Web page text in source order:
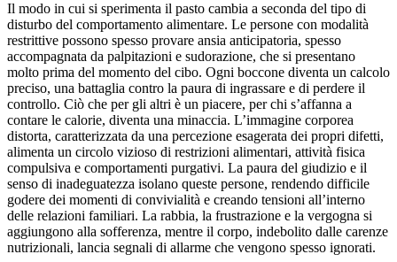
Il modo in cui si sperimenta il pasto cambia a seconda del tipo di
disturbo del comportamento alimentare. Le persone con modalità
restrittive possono spesso provare ansia anticipatoria, spesso
accompagnata da palpitazioni e sudorazione, che si presentano
molto prima del momento del cibo. Ogni boccone diventa un calcolo
preciso, una battaglia contro la paura di ingrassare e di perdere il
controllo. Ciò che per gli altri è un piacere, per chi s’affanna a
contare le calorie, diventa una minaccia. L’immagine corporea
distorta, caratterizzata da una percezione esagerata dei propri difetti,
alimenta un circolo vizioso di restrizioni alimentari, attività fisica
compulsiva e comportamenti purgativi. La paura del giudizio e il
senso di inadeguatezza isolano queste persone, rendendo difficile
godere dei momenti di convivialità e creando tensioni all’interno
delle relazioni familiari. La rabbia, la frustrazione e la vergogna si
aggiungono alla sofferenza, mentre il corpo, indebolito dalle carenze
nutrizionali, lancia segnali di allarme che vengono spesso ignorati.